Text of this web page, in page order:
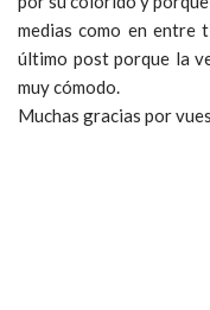
medias como en entre
último post porque la
muy cómodo.
Muchas gracias por